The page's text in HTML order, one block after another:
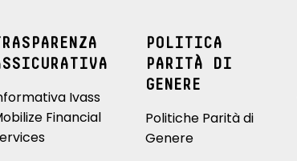
Ivass
Financial
POLITICA
PARITÀ DI
GENERE
Politiche Parità di
Genere